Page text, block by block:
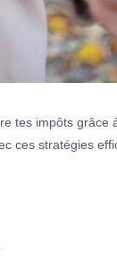
tes impôts grâce
ces stratégies